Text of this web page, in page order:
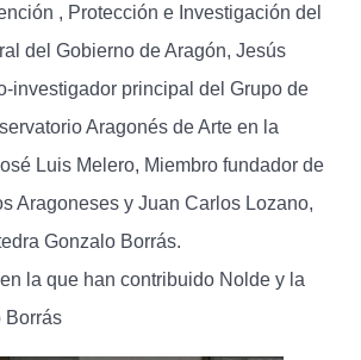
, Protección e Investigación del
del Gobierno de Aragón, Jesús
investigador principal del Grupo de
Aragonés de Arte en la
Luis Melero, Miembro fundador de
Aragoneses y Juan Carlos Lozano,
Gonzalo Borrás.
la que han contribuido Nolde y la
Borrás